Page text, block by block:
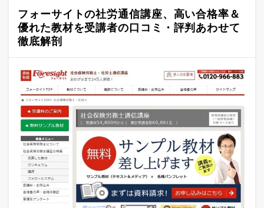
フォーサイトの社労通信講座、高い合格率＆
優れた教材を受講者の口コミ・評判あわせて
徹底解剖